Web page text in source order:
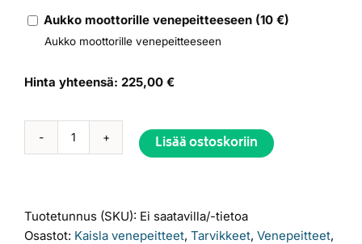
Aukko moottorille venepeitteeseen (10 €)
Aukko moottorille venepeitteeseen
Hinta yhteensä: 225,00 €
Venepeite
Lisää ostoskoriin
Tuotetunnus (SKU): Ei saatavilla/-tietoa
Osastot: Kaisla venepeitteet, Tarvikkeet, Venepeitteet,